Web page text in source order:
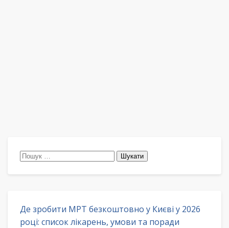
Пошук:
Де зробити МРТ безкоштовно у Києві у 2026
році: список лікарень, умови та поради